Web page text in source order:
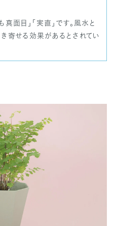
面目」「実直」です。風水と
寄せる効果があるとされてい